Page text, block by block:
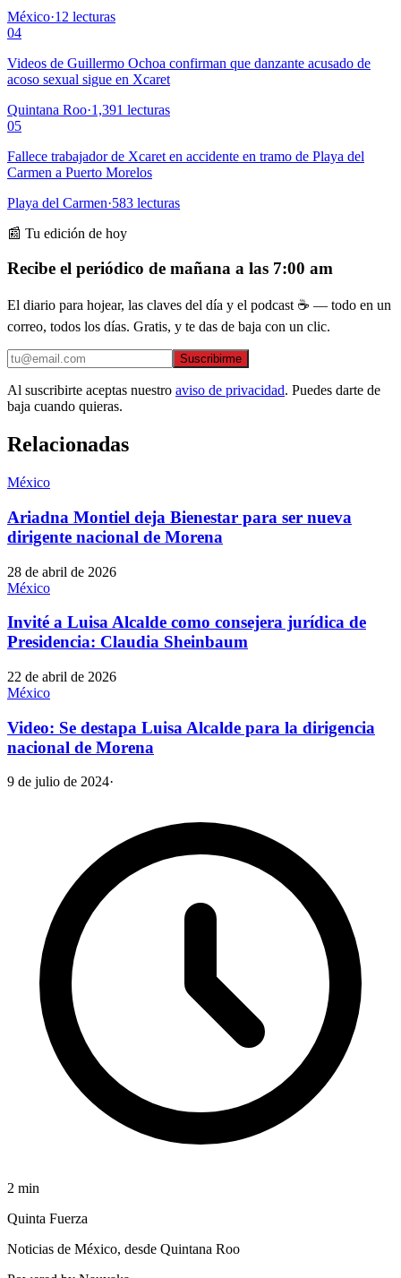
México·12 lecturas
04
Videos de Guillermo Ochoa confirman que danzante acusado de
acoso sexual sigue en Xcaret
Quintana Roo·1,391 lecturas
05
Fallece trabajador de Xcaret en accidente en tramo de Playa del
Carmen a Puerto Morelos
Playa del Carmen·583 lecturas
📰 Tu edición de hoy
Recibe el periódico de mañana a las 7:00 am
El diario para hojear, las claves del día y el podcast ☕ — todo en un
correo, todos los días. Gratis, y te das de baja con un clic.
Suscribirme
Al suscribirte aceptas nuestro aviso de privacidad. Puedes darte de
baja cuando quieras.
Relacionadas
México
Ariadna Montiel deja Bienestar para ser nueva
dirigente nacional de Morena
28 de abril de 2026
México
Invité a Luisa Alcalde como consejera jurídica de
Presidencia: Claudia Sheinbaum
22 de abril de 2026
México
Video: Se destapa Luisa Alcalde para la dirigencia
nacional de Morena
9 de julio de 2024·
2 min
Quinta Fuerza
Noticias de México, desde Quintana Roo